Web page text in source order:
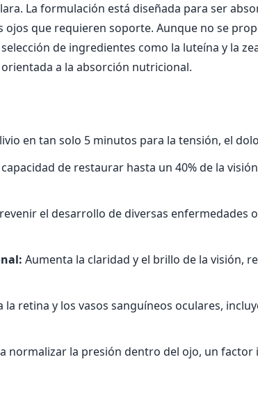
La formulación está diseñada para ser
que requieren soporte. Aunque no se
de ingredientes como la luteína y la
a la absorción nutricional.
en tan solo 5 minutos para la tensión, el
de restaurar hasta un 40% de la
el desarrollo de diversas enfermedades
Aumenta la claridad y el brillo de la visión,
la retina y los vasos sanguíneos oculares,
normalizar la presión dentro del ojo, un